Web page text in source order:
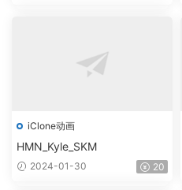
iClone动画
HMN_Kyle_SKM
2024-01-30 20